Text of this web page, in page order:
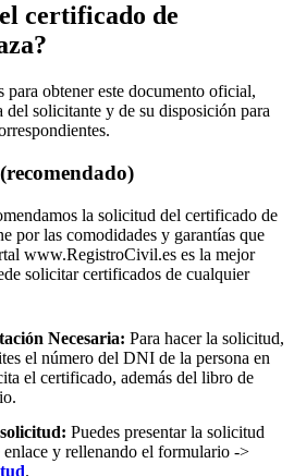
certificado de
?
para obtener este documento oficial,
del solicitante y de su disposición para
la solicitud del certificado de
por las comodidades y garantías que
www.RegistroCivil.es es la mejor
solicitar certificados de cualquier
Necesaria: Para hacer la solicitud,
el número del DNI de la persona en
el certificado, además del libro de
Puedes presentar la solicitud
enlace y rellenando el formulario ->
.